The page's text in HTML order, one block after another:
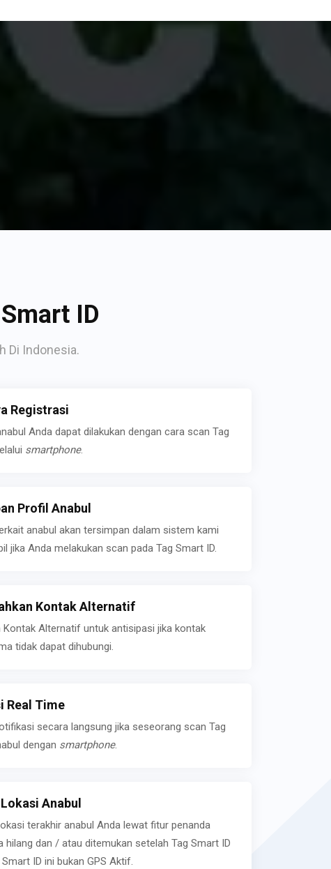
ID
Di Indonesia.
Registrasi
Anda dapat dilakukan dengan cara scan Tag
smartphone.
Profil Anabul
anabul akan tersimpan dalam sistem kami
jika Anda melakukan scan pada Tag Smart ID.
Kontak Alternatif
Kontak Alternatif untuk antisipasi jika kontak
tidak dapat dihubungi.
Real Time
secara langsung jika seseorang scan Tag
dengan smartphone.
Anabul
terakhir anabul Anda lewat fitur penanda
hilang dan / atau ditemukan setelah Tag Smart ID
ID ini bukan GPS Aktif.